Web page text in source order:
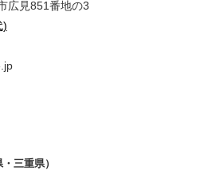
広見851番地の3
)
・三重県）